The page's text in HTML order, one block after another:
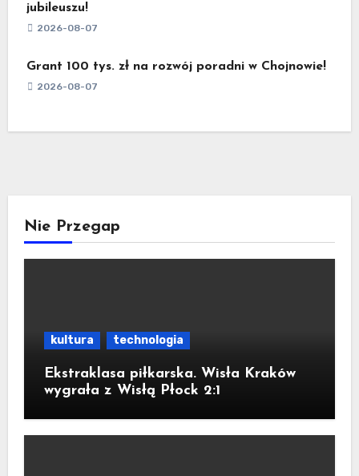
jubileuszu!
2026-08-07
Grant 100 tys. zł na rozwój poradni w Chojnowie!
2026-08-07
Nie Przegap
kultura technologia
Ekstraklasa piłkarska. Wisła Kraków
wygrała z Wisłą Płock 2:1